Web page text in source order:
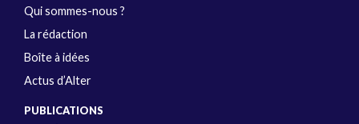
Qui sommes-nous ?
La rédaction
Boîte à idées
Actus d’Alter
PUBLICATIONS